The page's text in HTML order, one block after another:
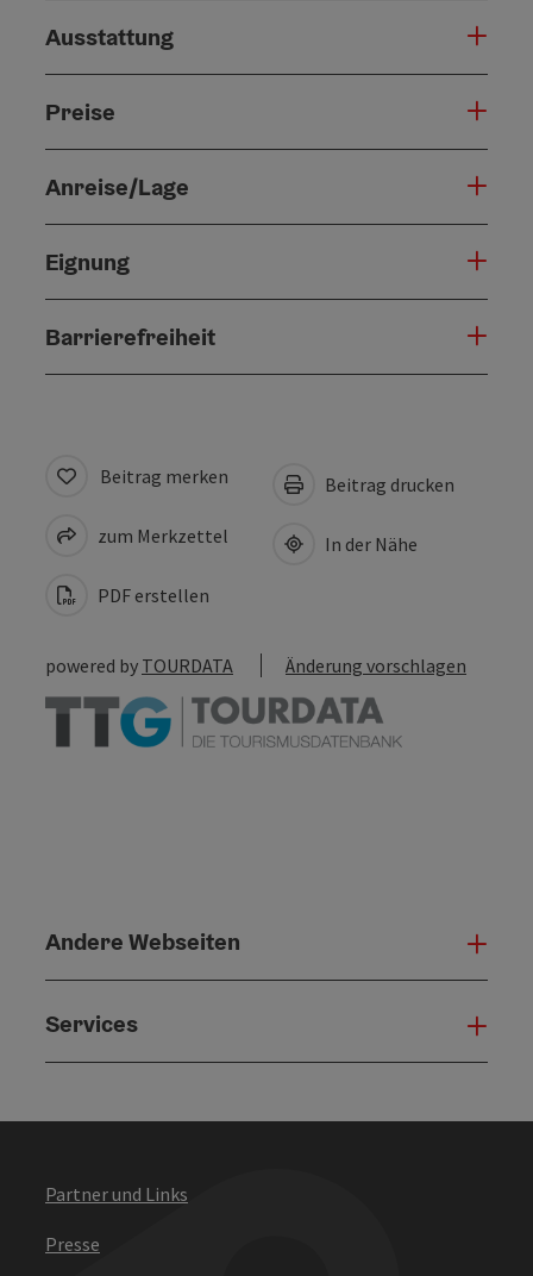
Ausstattung
Preise
Anreise/Lage
Eignung
Barrierefreiheit
Beitrag merken
zum Merkzettel
PDF erstellen
Beitrag drucken
In der Nähe
powered by TOURDATA Änderung vorschlagen
Andere Webseiten
Services
Partner und Links
Presse